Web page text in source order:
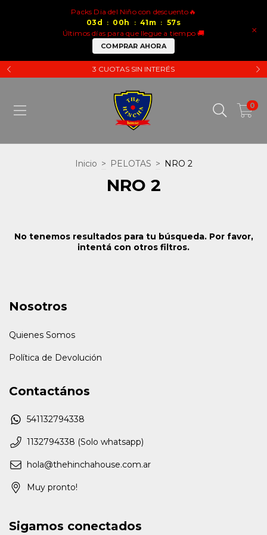
×
Packs Dia del Niño con descuento🔥
03 d : 00 h : 41 m : 57s
Últimos días para que llegue a tiempo 🚚
COMPRAR AHORA
3 CUOTAS SIN INTERÉS
0
Inicio > PELOTAS > NRO 2
NRO 2
No tenemos resultados para tu búsqueda. Por favor,
intentá con otros filtros.
Nosotros
Quienes Somos
Política de Devolución
Contactános
541132794338
1132794338 (Solo whatsapp)
hola@thehinchahouse.com.ar
Muy pronto!
Sigamos conectados